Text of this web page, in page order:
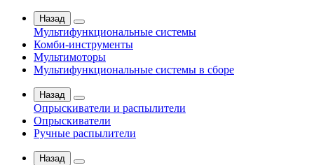
Назад
Мультифункциональные системы
Комби-инструменты
Мультимоторы
Мультифункциональные системы в сборе
Назад
Опрыскиватели и распылители
Опрыскиватели
Ручные распылители
Назад